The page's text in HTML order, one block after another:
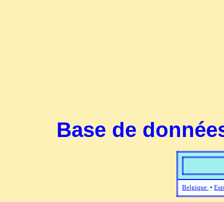
Base de
Belgique •